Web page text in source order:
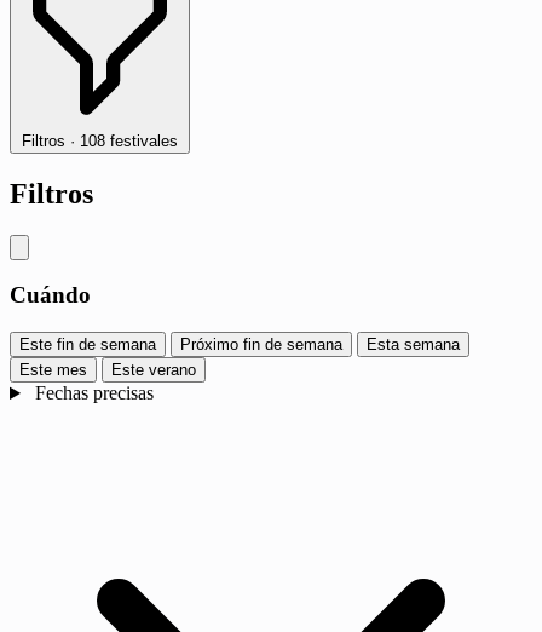
Filtros · 108 festivales
Filtros
Cuándo
Este fin de semana Próximo fin de semana
Esta semana
Este mes
Este verano
Fechas precisas